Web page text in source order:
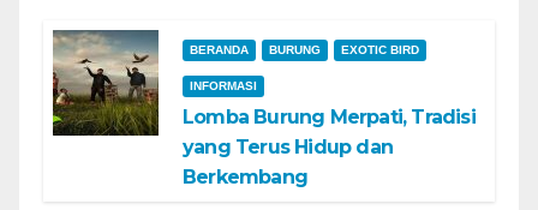
BERANDA BURUNG EXOTIC BIRD
INFORMASI
Lomba Burung Merpati, Tradisi
yang Terus Hidup dan
Berkembang